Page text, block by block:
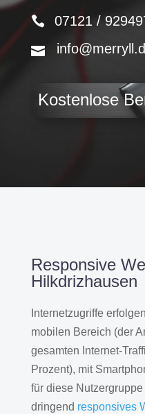
07121 /
Kostenlose
Responsive
Hilkdrizhausen
Internetzugriffe
mobilen Bereich (der
gesamten Internet-
Prozent), mit
für diese
dringend responsives